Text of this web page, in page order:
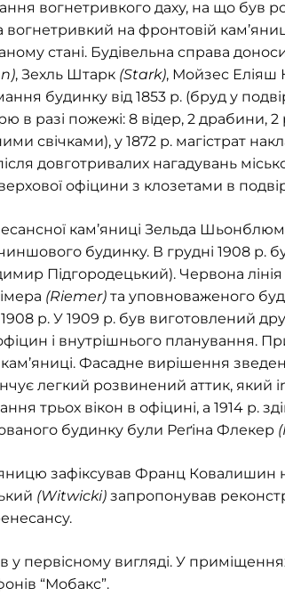
вогнетривкого даху, на що був
на фронтовій
стані. Будівельна справа
, Зехль Штарк (Stark), Мойзес Еліяш
будинку від 1853 р. (бруд у
в разі пожежі: 8 відер, 2 драбини,
свічками), у 1872 р. магістрат
довготривалих нагадувань
офіцини з клозетами в
кам’яниці Зельда Шьонблюм
будинку. В грудні 1908 р.
Підгородецький). Червона
(Riemer) та уповноваженого
р. У 1909 р. був виготовлений
і внутрішнього планування.
Фасадне вирішення
легкий розвинений аттик, який
трьох вікон в офіцині, а 1914 р.
будинку були Реґіна Флекер
зафіксував Франц Ковалишин
(Witwicki) запропонував
у первісному вигляді. У
“Мобакс”.